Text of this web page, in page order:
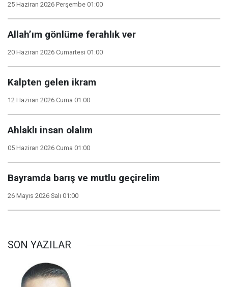
25 Haziran 2026 Perşembe 01:00
Allah’ım gönlüme ferahlık ver
20 Haziran 2026 Cumartesi 01:00
Kalpten gelen ikram
12 Haziran 2026 Cuma 01:00
Ahlaklı insan olalım
05 Haziran 2026 Cuma 01:00
Bayramda barış ve mutlu geçirelim
26 Mayıs 2026 Salı 01:00
SON YAZILAR